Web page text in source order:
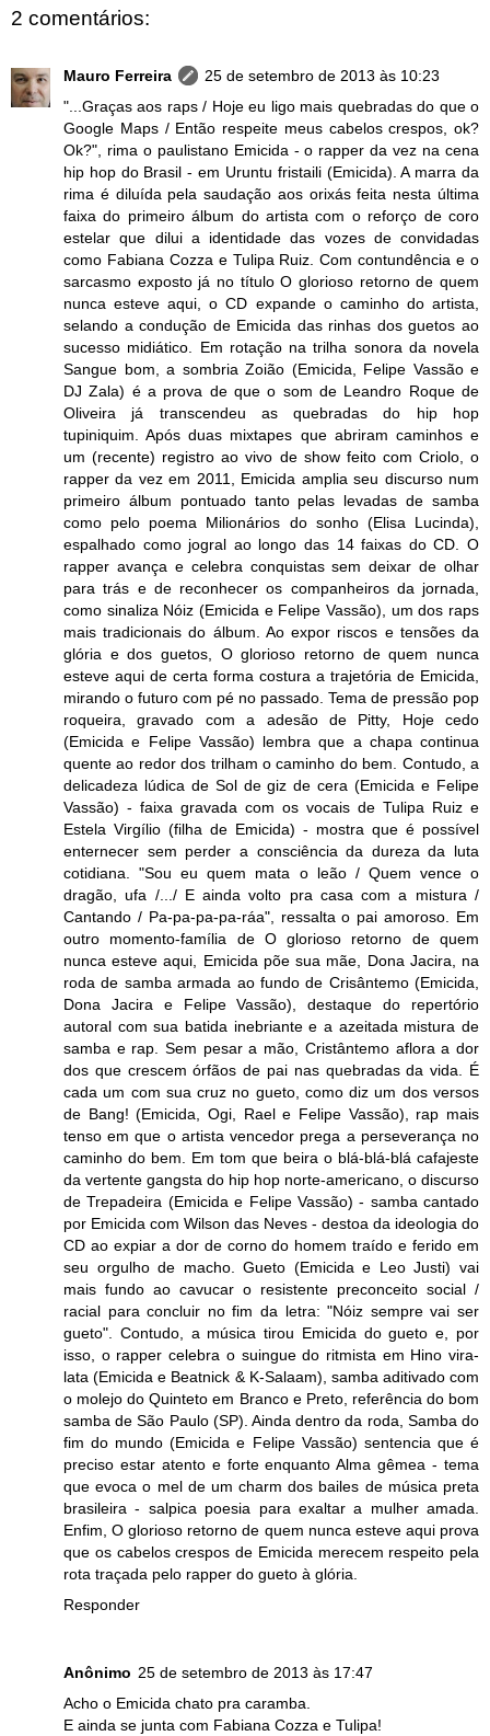
2 comentários:
Mauro Ferreira
25 de setembro de 2013 às 10:23
"...Graças aos raps / Hoje eu ligo mais quebradas do que o
Google Maps / Então respeite meus cabelos crespos, ok?
Ok?", rima o paulistano Emicida - o rapper da vez na cena
hip hop do Brasil - em Uruntu fristaili (Emicida). A marra da
rima é diluída pela saudação aos orixás feita nesta última
faixa do primeiro álbum do artista com o reforço de coro
estelar que dilui a identidade das vozes de convidadas
como Fabiana Cozza e Tulipa Ruiz. Com contundência e o
sarcasmo exposto já no título O glorioso retorno de quem
nunca esteve aqui, o CD expande o caminho do artista,
selando a condução de Emicida das rinhas dos guetos ao
sucesso midiático. Em rotação na trilha sonora da novela
Sangue bom, a sombria Zoião (Emicida, Felipe Vassão e
DJ Zala) é a prova de que o som de Leandro Roque de
Oliveira já transcendeu as quebradas do hip hop
tupiniquim. Após duas mixtapes que abriram caminhos e
um (recente) registro ao vivo de show feito com Criolo, o
rapper da vez em 2011, Emicida amplia seu discurso num
primeiro álbum pontuado tanto pelas levadas de samba
como pelo poema Milionários do sonho (Elisa Lucinda),
espalhado como jogral ao longo das 14 faixas do CD. O
rapper avança e celebra conquistas sem deixar de olhar
para trás e de reconhecer os companheiros da jornada,
como sinaliza Nóiz (Emicida e Felipe Vassão), um dos raps
mais tradicionais do álbum. Ao expor riscos e tensões da
glória e dos guetos, O glorioso retorno de quem nunca
esteve aqui de certa forma costura a trajetória de Emicida,
mirando o futuro com pé no passado. Tema de pressão pop
roqueira, gravado com a adesão de Pitty, Hoje cedo
(Emicida e Felipe Vassão) lembra que a chapa continua
quente ao redor dos trilham o caminho do bem. Contudo, a
delicadeza lúdica de Sol de giz de cera (Emicida e Felipe
Vassão) - faixa gravada com os vocais de Tulipa Ruiz e
Estela Virgílio (filha de Emicida) - mostra que é possível
enternecer sem perder a consciência da dureza da luta
cotidiana. "Sou eu quem mata o leão / Quem vence o
dragão, ufa /.../ E ainda volto pra casa com a mistura /
Cantando / Pa-pa-pa-pa-ráa", ressalta o pai amoroso. Em
outro momento-família de O glorioso retorno de quem
nunca esteve aqui, Emicida põe sua mãe, Dona Jacira, na
roda de samba armada ao fundo de Crisântemo (Emicida,
Dona Jacira e Felipe Vassão), destaque do repertório
autoral com sua batida inebriante e a azeitada mistura de
samba e rap. Sem pesar a mão, Cristântemo aflora a dor
dos que crescem órfãos de pai nas quebradas da vida. É
cada um com sua cruz no gueto, como diz um dos versos
de Bang! (Emicida, Ogi, Rael e Felipe Vassão), rap mais
tenso em que o artista vencedor prega a perseverança no
caminho do bem. Em tom que beira o blá-blá-blá cafajeste
da vertente gangsta do hip hop norte-americano, o discurso
de Trepadeira (Emicida e Felipe Vassão) - samba cantado
por Emicida com Wilson das Neves - destoa da ideologia do
CD ao expiar a dor de corno do homem traído e ferido em
seu orgulho de macho. Gueto (Emicida e Leo Justi) vai
mais fundo ao cavucar o resistente preconceito social /
racial para concluir no fim da letra: "Nóiz sempre vai ser
gueto". Contudo, a música tirou Emicida do gueto e, por
isso, o rapper celebra o suingue do ritmista em Hino vira-
lata (Emicida e Beatnick & K-Salaam), samba aditivado com
o molejo do Quinteto em Branco e Preto, referência do bom
samba de São Paulo (SP). Ainda dentro da roda, Samba do
fim do mundo (Emicida e Felipe Vassão) sentencia que é
preciso estar atento e forte enquanto Alma gêmea - tema
que evoca o mel de um charm dos bailes de música preta
brasileira - salpica poesia para exaltar a mulher amada.
Enfim, O glorioso retorno de quem nunca esteve aqui prova
que os cabelos crespos de Emicida merecem respeito pela
rota traçada pelo rapper do gueto à glória.
Responder
Anônimo 25 de setembro de 2013 às 17:47
Acho o Emicida chato pra caramba.
E ainda se junta com Fabiana Cozza e Tulipa!